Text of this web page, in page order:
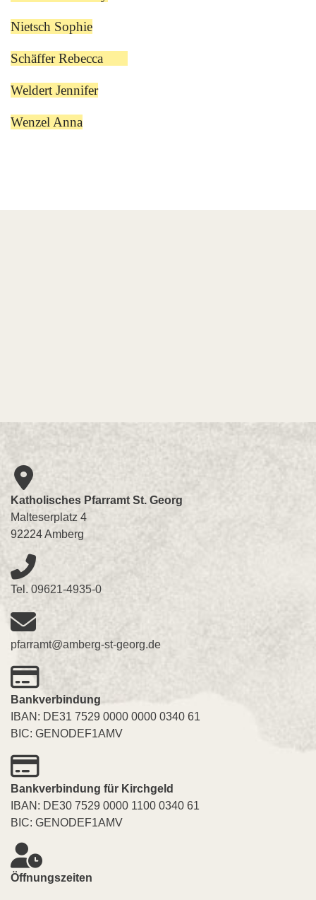
Nietsch Sophie
Schäffer Rebecca
Weldert Jennifer
Wenzel Anna
Katholisches Pfarramt St. Georg
Malteserplatz 4
92224 Amberg
Tel. 09621-4935-0
pfarramt@amberg-st-georg.de
Bankverbindung
IBAN: DE31 7529 0000 0000 0340 61
BIC: GENODEF1AMV
Bankverbindung für Kirchgeld
IBAN: DE30 7529 0000 1100 0340 61
BIC: GENODEF1AMV
Öffnungszeiten